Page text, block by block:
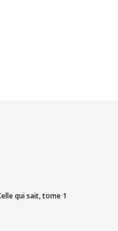
qui sait, tome 1